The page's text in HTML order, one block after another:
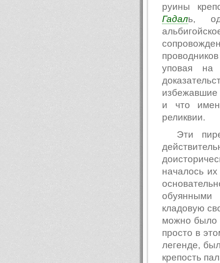
руины
Гадаль,
уповая
избежавшие
и что
реликвии.
Эти
началось
обуянными
кладовую
можно было
просто в
легенде,
крепость